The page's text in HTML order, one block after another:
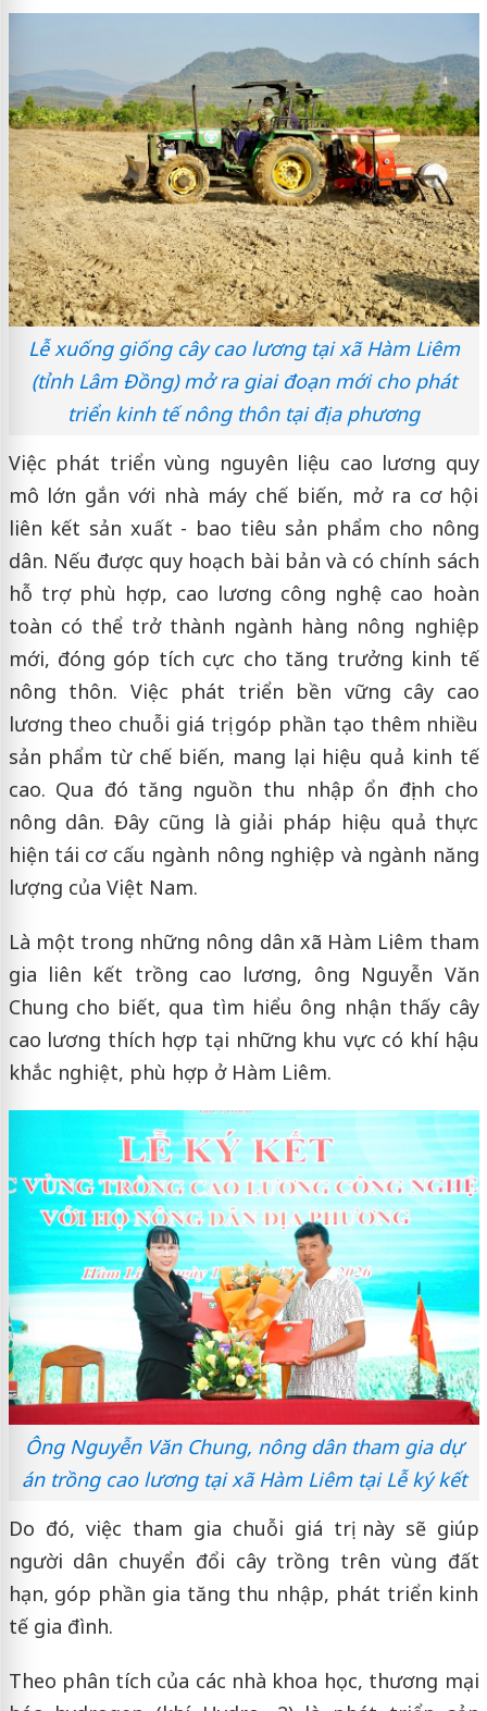
Lễ xuống giống cây cao lương tại xã Hàm Liêm
(tỉnh Lâm Đồng) mở ra giai đoạn mới cho phát
triển kinh tế nông thôn tại địa phương
Việc phát triển vùng nguyên liệu cao lương quy
mô lớn gắn với nhà máy chế biến, mở ra cơ hội
liên kết sản xuất - bao tiêu sản phẩm cho nông
dân. Nếu được quy hoạch bài bản và có chính sách
hỗ trợ phù hợp, cao lương công nghệ cao hoàn
toàn có thể trở thành ngành hàng nông nghiệp
mới, đóng góp tích cực cho tăng trưởng kinh tế
nông thôn. Việc phát triển bền vững cây cao
lương theo chuỗi giá trị góp phần tạo thêm nhiều
sản phẩm từ chế biến, mang lại hiệu quả kinh tế
cao. Qua đó tăng nguồn thu nhập ổn định cho
nông dân. Đây cũng là giải pháp hiệu quả thực
hiện tái cơ cấu ngành nông nghiệp và ngành năng
lượng của Việt Nam.
Là một trong những nông dân xã Hàm Liêm tham
gia liên kết trồng cao lương, ông Nguyễn Văn
Chung cho biết, qua tìm hiểu ông nhận thấy cây
cao lương thích hợp tại những khu vực có khí hậu
khắc nghiệt, phù hợp ở Hàm Liêm.
Ông Nguyễn Văn Chung, nông dân tham gia dự
án trồng cao lương tại xã Hàm Liêm tại Lễ ký kết
Do đó, việc tham gia chuỗi giá trị này sẽ giúp
người dân chuyển đổi cây trồng trên vùng đất
hạn, góp phần gia tăng thu nhập, phát triển kinh
tế gia đình.
Theo phân tích của các nhà khoa học, thương mại